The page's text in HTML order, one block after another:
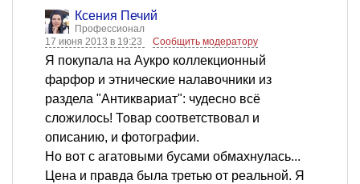
Ксения Печий
Профессионал
17 июня 2013 в 19:23
Сообщить модератору
Я покупала на Аукро коллекционный
фарфор и этнические налавочники из
раздела "Антиквариат": чудесно всё
сложилось! Товар соответствовал и
описанию, и фотографии.
Но вот с агатовыми бусами обмахнулась...
Цена и правда была третью от реальной. Я